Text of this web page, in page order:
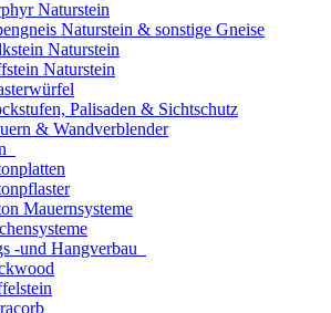
Naturstein
Naturstein & sonstige Gneise
Naturstein
Naturstein
Palisaden & Sichtschutz
& Wandverblender
Mauernsysteme
-und Hangverbau